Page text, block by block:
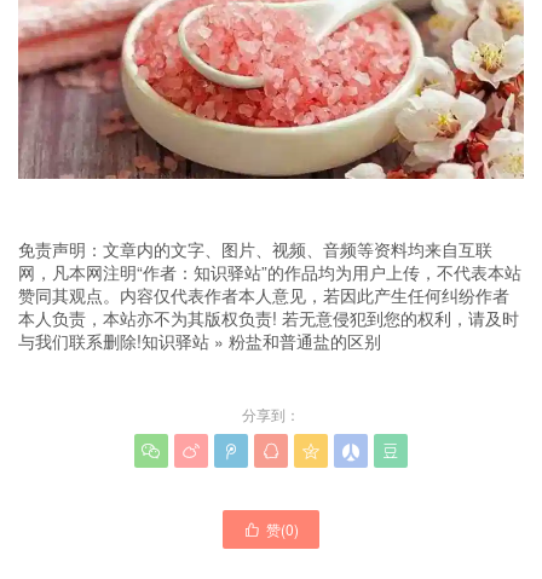
免责声明：文章内的文字、图片、视频、音频等资料均来自互联
网，凡本网注明“作者：知识驿站”的作品均为用户上传，不代表本站
赞同其观点。内容仅代表作者本人意见，若因此产生任何纠纷作者
本人负责，本站亦不为其版权负责! 若无意侵犯到您的权利，请及时
与我们联系删除!知识驿站 » 粉盐和普通盐的区别
分享到：
      
 赞(0)